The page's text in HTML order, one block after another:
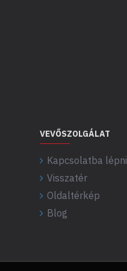
VEVŐSZOLGÁLAT
Kapcsolatba lépni
Visszatér
Oldaltérkép
Blog